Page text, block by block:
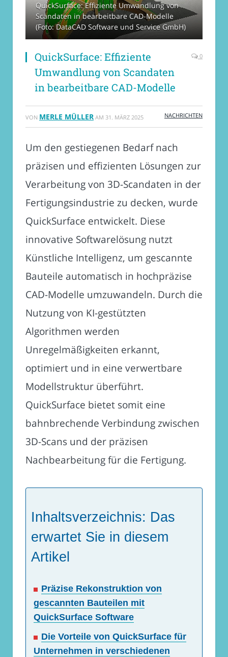
QuickSurface: Effiziente Umwandlung von
Scandaten in bearbeitbare CAD-Modelle
(Foto: DataCAD Software und Service GmbH)
QuickSurface: Effiziente
Umwandlung von Scandaten
in bearbeitbare CAD-Modelle
0
VON MERLE MÜLLER AM 31. MÄRZ 2025 NACHRICHTEN
Um den gestiegenen Bedarf nach
präzisen und effizienten Lösungen zur
Verarbeitung von 3D-Scandaten in der
Fertigungsindustrie zu decken, wurde
QuickSurface entwickelt. Diese
innovative Softwarelösung nutzt
Künstliche Intelligenz, um gescannte
Bauteile automatisch in hochpräzise
CAD-Modelle umzuwandeln. Durch die
Nutzung von KI-gestützten
Algorithmen werden
Unregelmäßigkeiten erkannt,
optimiert und in eine verwertbare
Modellstruktur überführt.
QuickSurface bietet somit eine
bahnbrechende Verbindung zwischen
3D-Scans und der präzisen
Nachbearbeitung für die Fertigung.
Inhaltsverzeichnis: Das
erwartet Sie in diesem
Artikel
Präzise Rekonstruktion von
gescannten Bauteilen mit
QuickSurface Software
Die Vorteile von QuickSurface für
Unternehmen in verschiedenen